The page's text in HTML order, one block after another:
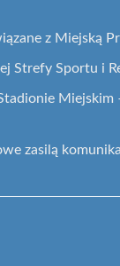
z Miejską
Strefy Sportu i
Miejskim
zasilą